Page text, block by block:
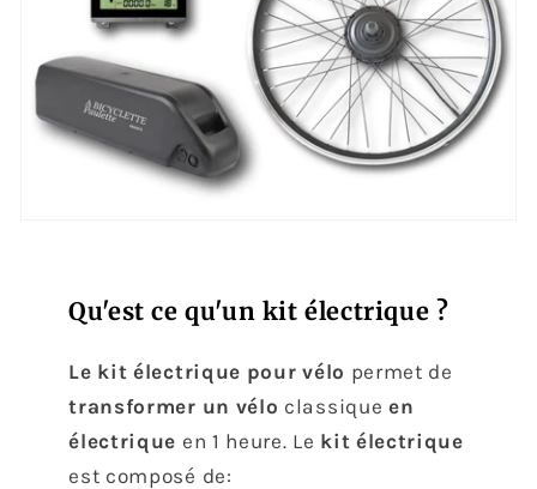
Qu'est ce qu'un kit électrique ?
Le kit électrique pour vélo permet de
transformer un vélo classique en
électrique en 1 heure. Le kit électrique
est composé de: